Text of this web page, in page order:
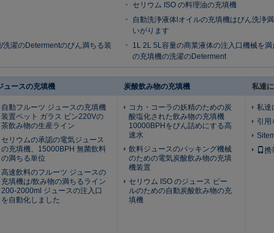
セリウム ISO の料理油の充填機
自動洗浄液体lオイルの充填機はびん洗浄
いがります
洗濯のDetermentのびん満ちる装
1L 2L 5L容量の商業液体の注入口機械を
の充填機の洗濯のDeterment
ュースの充填機
自動フルーツ ジュースの充填機
装置ペット ガラス ビン220Vの
茶飲み物の生産ライン
セリウムの承認の電気ジュース
の充填機、15000BPH 無菌飲料
の満ちる単位
高速飲料のフルーツ ジュースの
充填機は/飲み物の満ちるライン
200-2000ml ジュースの注入口
を自動化しました
炭酸飲み物の充填機
コカ・コーラの妖精のための炭
酸塩化された飲み物の充填機
10000BPHをびん詰めにする高
速水
飲料ジュースのパッキング機械
のための電気炭酸飲み物の充填
機装置
セリウム ISO のジュース ビー
ルのための自動炭酸飲み物の充
填機
私達
私達
引用
携